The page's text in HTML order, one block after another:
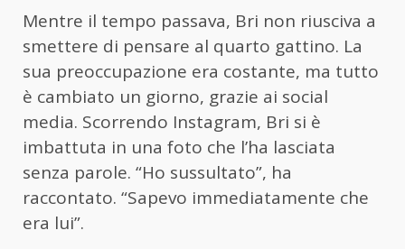
Mentre il tempo passava, Bri non riusciva a
smettere di pensare al quarto gattino. La
sua preoccupazione era costante, ma tutto
è cambiato un giorno, grazie ai social
media. Scorrendo Instagram, Bri si è
imbattuta in una foto che l’ha lasciata
senza parole. “Ho sussultato”, ha
raccontato. “Sapevo immediatamente che
era lui”.